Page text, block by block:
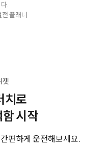
.
플래너
젯
치로
시작
편하게 운전해보세요.